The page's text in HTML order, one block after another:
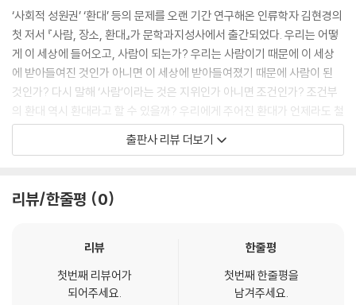
외국인에 대한 환대의 철회는 그들에게 ‘돌아갈 곳이 있다’는 생각에 의해
정당화된다. ‘우리나라에서 받는 대접이 못마땅하다면 자기네 나라로 가면
된다.’ 하지만 삶의 터전을 한번 바꾸었다가 다시 바꾸기란 쉬운 일이 아니
다. 게다가 ‘외국인’이라는 말 속에 함축되어 있는 다른 장소는 종종 허구적
인 것으로 밝혀진다. 나는 두 가지 예를 들고 싶다. 하나는 재일조선인들의
‘조선’이고, 다른 하나는 남아프리카 공화국 원주민들의 ‘홈랜드’인 반투스
탄Bantustan이다._69쪽
시설에 수용된 사람들은 일반적으로 자율성을 박탈당하고 사소한 것까지
감”을 경험한다. 아이의 이미지는 여기서 그들의 신체와 정신이 더 쉽게 침
자라는’ 사람이다. 그들의 그림자는 남들보다 작고 희미하다._141쪽
우리는 노동자나 자본가로서, 혹은 소비자나 생산자로서 시장에서 만난다.
‘사회적 성원권’ ‘환대’ 등의 문제를 오랜 기간 연구해온 인류학자 김현경의
첫 저서 『사람, 장소, 환대』가 문학과지성사에서 출간되었다. 우리는 어떻
게 이 세상에 들어오고, 사람이 되는가? 우리는 사람이기 때문에 이 세상
에 받아들여진 것인가 아니면 이 세상에 받아들여졌기 때문에 사람이 된
것인가? 다시 말해 ‘사람’이라는 것은 지위인가 아니면 조건인가? 조건부
의 환대 역시 환대라고 할 수 있을까? 우리에게 주어진 환대가 언제라도 철
회될 수 있다면, 우리는 진정한 의미에서 환대되지 않은 게 아닐까? 이 책
은 이러한 질문들에 답하며, 사회를 ‘시계’(즉 기능을 가진 구조들의 총체)
사회를 다시 정의하는 것을 목표로 삼는다.
사회의 경계는 이 나날의 인정투쟁 속에서 끊임없이 다시 그어진다.”
출판사 리뷰 더보기
리뷰/한줄평 0
리뷰
첫번째 리뷰어가
되어주세요.
한줄평
첫번째 한줄평을
남겨주세요.